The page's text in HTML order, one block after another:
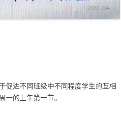
促进不同班级中不同程度学生的互相
的上午第一节。